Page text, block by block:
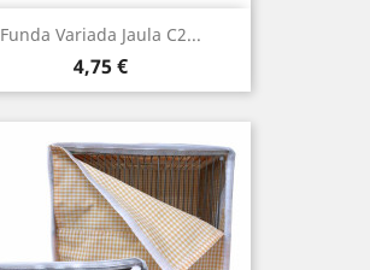
Funda Variada Jaula C2...
Precio
4,75 €